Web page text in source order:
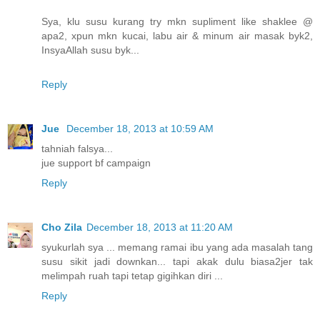
Sya, klu susu kurang try mkn supliment like shaklee @
apa2, xpun mkn kucai, labu air & minum air masak byk2,
InsyaAllah susu byk...
Reply
Jue
December 18, 2013 at 10:59 AM
tahniah falsya...
jue support bf campaign
Reply
Cho Zila December 18, 2013 at 11:20 AM
syukurlah sya ... memang ramai ibu yang ada masalah tang
susu sikit jadi downkan... tapi akak dulu biasa2jer tak
melimpah ruah tapi tetap gigihkan diri ...
Reply